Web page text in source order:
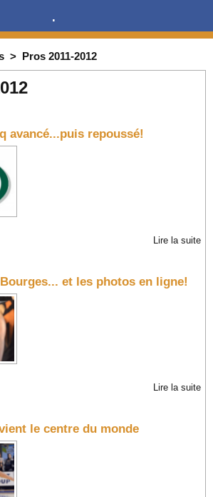
.
> Pros 2011-2012
avancé...puis repoussé!
Lire la suite
et les photos en ligne!
Lire la suite
le centre du monde